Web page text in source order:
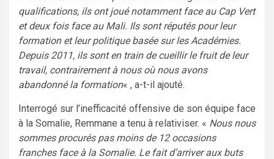
qualifications, ils ont joué notamment face au Cap Vert
et deux fois face au Mali. Ils sont réputés pour leur
formation et leur politique basée sur les Académies.
Depuis 2011, ils sont en train de cueillir le fruit de leur
travail, contrairement à nous où nous avons
abandonné la formation« , a-t-il ajouté.
Interrogé sur l’inefficacité offensive de son équipe face
à la Somalie, Remmane a tenu à relativiser. « Nous nous
sommes procurés pas moins de 12 occasions
franches face à la Somalie. Le fait d’arriver aux buts